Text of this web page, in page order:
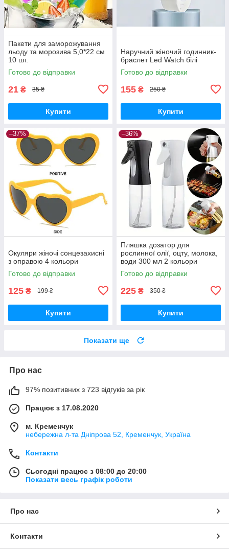
Пакети для заморожування
льоду та морозива 5,0*22 см
10 шт.
Готово до відправки
21 ₴ 35 ₴
Купити
Наручний жіночий годинник-
браслет Led Watch білі
Готово до відправки
155 ₴ 250 ₴
Купити
–37%
Окуляри жіночі сонцезахисні
з оправою 4 кольори
Готово до відправки
125 ₴ 199 ₴
Купити
–36%
Пляшка дозатор для
рослинної олії, оцту, молока,
води 300 мл 2 кольори
Готово до відправки
225 ₴ 350 ₴
Купити
Показати ще
Про нас
97% позитивних з 723 відгуків за рік
Працює з 17.08.2020
м. Кременчук
небережна л-та Дніпрова 52, Кременчук, Україна
Контакти
Сьогодні працює з 08:00 до 20:00
Показати весь графік роботи
Про нас
Контакти